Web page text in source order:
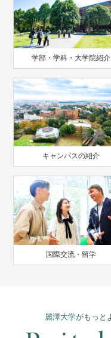
学部・学科・大学院紹介
キャンパスの紹介
国際交流・留学
麗澤大学がもっと